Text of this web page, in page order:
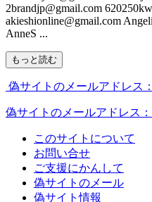
2brandjp@gmail.com
akieshionline@gmail.com
AnneS ...
もっと読む
偽サイトのメールアドレス
偽サイトのメールアドレス
このサイトについて
お問い合せ
ご支援にかんして
偽サイトのメール
偽サイト情報